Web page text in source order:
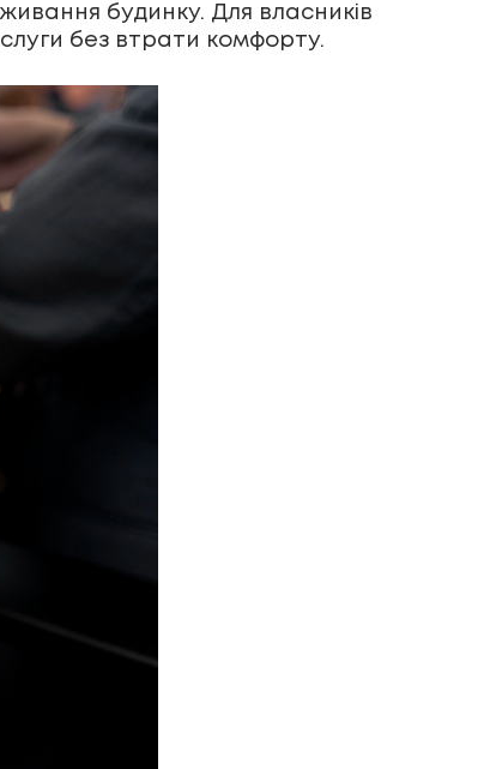
будинку. Для власників
без втрати комфорту.